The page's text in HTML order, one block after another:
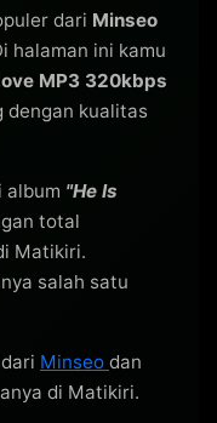
dari Minseo
halaman ini kamu
MP3 320kbps
dengan kualitas
album "He Is
total
Matikiri.
salah satu
Minseo dan
di Matikiri.